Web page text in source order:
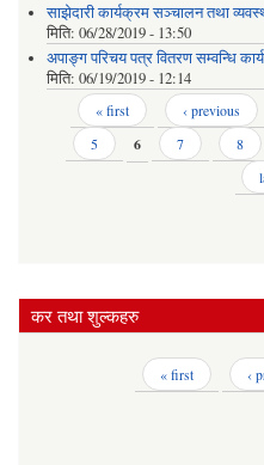
साझेदारी कार्यक्रम सञ्चालन तथा
मिति: 06/28/2019 - 13:50
अपाङ्ग परिचय पत्र वितरण सम्वन्धि
मिति: 06/19/2019 - 12:14
Pages « first ‹ previous
5
6 7 8
कर तथा शुल्कहरु
« first ‹